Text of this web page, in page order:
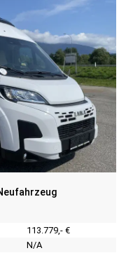
113.779,- €
N/A